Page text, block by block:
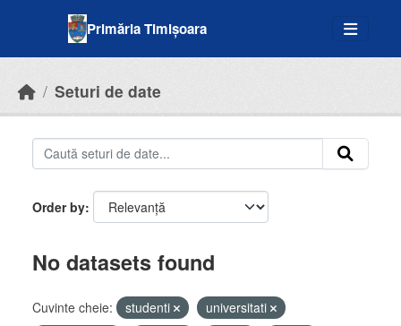
Primăria Timișoara
Seturi de date
Order by
No datasets found
Cuvinte cheie: studenti
universitati